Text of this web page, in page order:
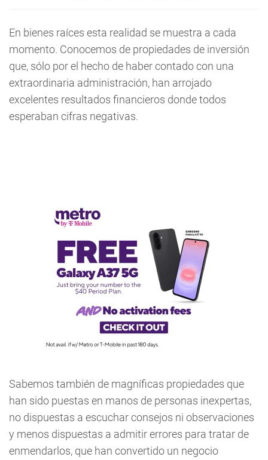
En bienes raíces esta realidad se muestra a cada
momento. Conocemos de propiedades de inversión
que, sólo por el hecho de haber contado con una
extraordinaria administración, han arrojado
excelentes resultados financieros donde todos
esperaban cifras negativas.
Sabemos también de magníficas propiedades que
han sido puestas en manos de personas inexpertas,
no dispuestas a escuchar consejos ni observaciones
y menos dispuestas a admitir errores para tratar de
enmendarlos, que han convertido un negocio